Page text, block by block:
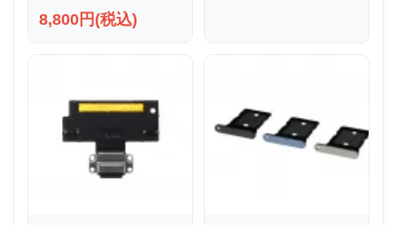
8,800円(税込)